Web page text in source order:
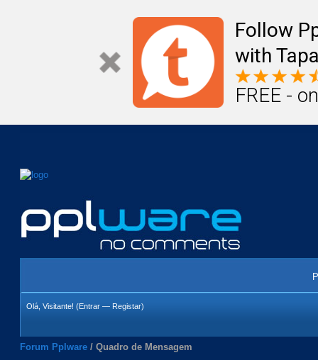
Follow
with
FREE -
Olá, Visitante! (Entrar — Registar)
Forum Pplware / Quadro de Mensagem